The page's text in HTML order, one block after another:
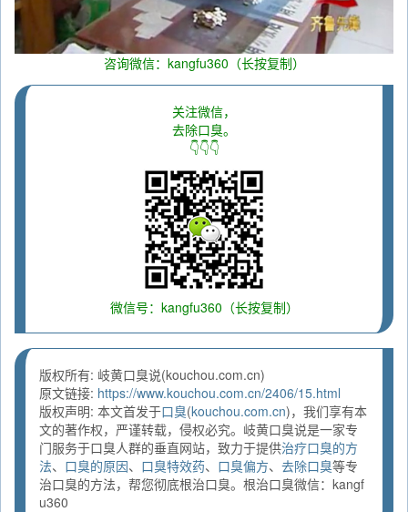
咨询微信：kangfu360（长按复制）
关注微信，
去除口臭。
👇👇👇
微信号：kangfu360（长按复制）
版权所有: 岐黄口臭说(kouchou.com.cn)
原文链接: https://www.kouchou.com.cn/2406/15.html
版权声明: 本文首发于口臭(kouchou.com.cn)，我们享有本
文的著作权，严谨转载，侵权必究。岐黄口臭说是一家专
门服务于口臭人群的垂直网站，致力于提供治疗口臭的方
法、 口臭的原因、 口臭特效药、 口臭偏方、 去除口臭等专
治口臭的方法，帮您彻底根治口臭。根治口臭微信：kangf
u360